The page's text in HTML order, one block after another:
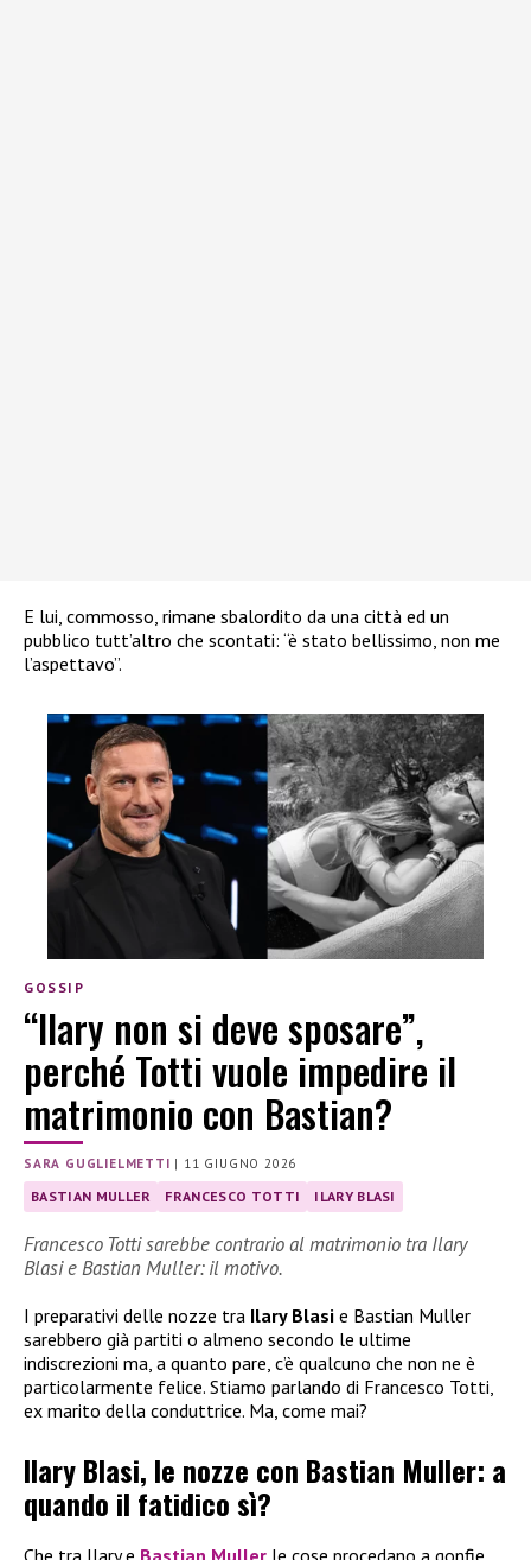
E lui, commosso, rimane sbalordito da una città ed un
pubblico tutt’altro che scontati: “è stato bellissimo, non me
l’aspettavo”.
GOSSIP
“Ilary non si deve sposare”,
perché Totti vuole impedire il
matrimonio con Bastian?
SARA GUGLIELMETTI | 11 GIUGNO 2026
BASTIAN MULLER FRANCESCO TOTTI ILARY BLASI
Francesco Totti sarebbe contrario al matrimonio tra Ilary
Blasi e Bastian Muller: il motivo.
I preparativi delle nozze tra Ilary Blasi e Bastian Muller
sarebbero già partiti o almeno secondo le ultime
indiscrezioni ma, a quanto pare, c’è qualcuno che non ne è
particolarmente felice. Stiamo parlando di Francesco Totti,
ex marito della conduttrice. Ma, come mai?
Ilary Blasi, le nozze con Bastian Muller: a
quando il fatidico sì?